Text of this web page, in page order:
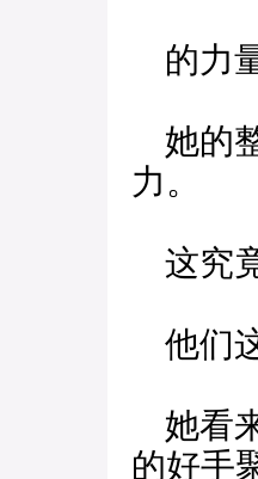
的力
她的
力。
这究
他们
她看
的好手